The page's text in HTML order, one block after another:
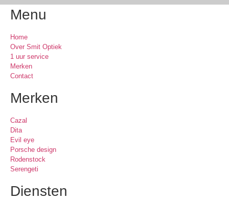
Menu
Home
Over Smit Optiek
1 uur service
Merken
Contact
Merken
Cazal
Dita
Evil eye
Porsche design
Rodenstock
Serengeti
Diensten